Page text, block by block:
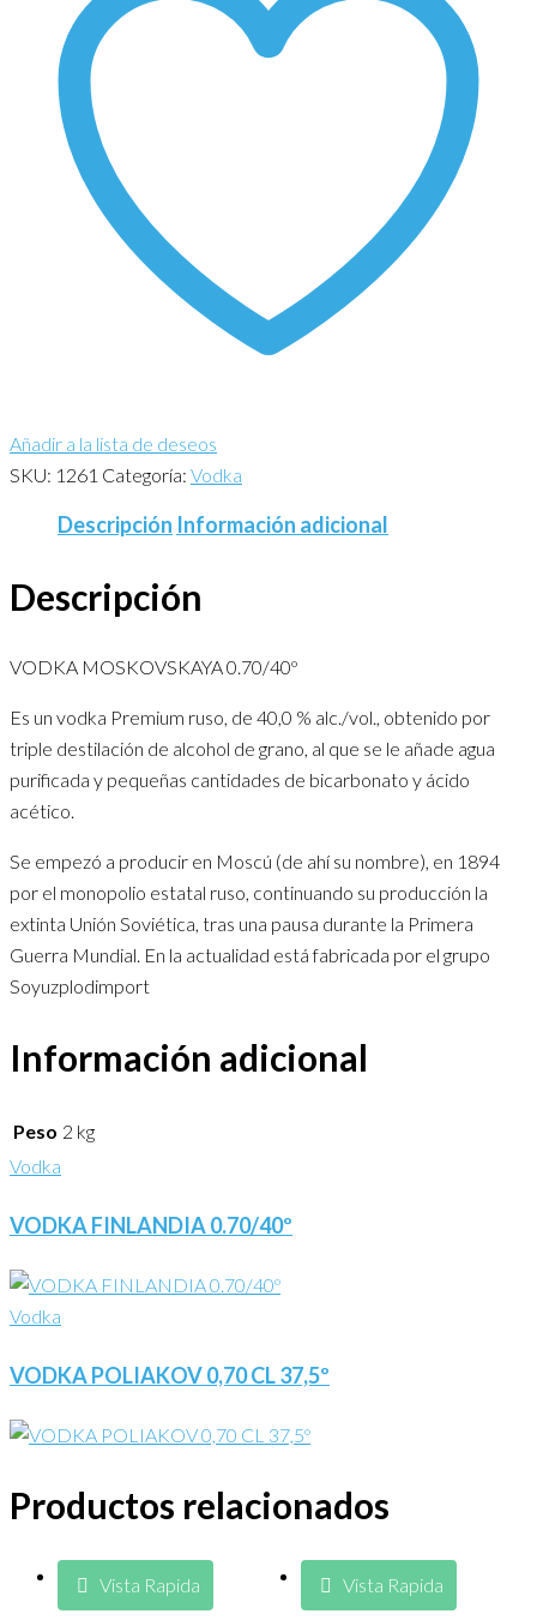
Añadir a la lista de deseos
SKU: 1261 Categoría: Vodka
Descripción Información adicional
Descripción
VODKA MOSKOVSKAYA 0.70/40º
Es un vodka Premium ruso, de 40,0 % alc./vol., obtenido por
triple destilación de alcohol de grano, al que se le añade agua
purificada y pequeñas cantidades de bicarbonato y ácido
acético.
Se empezó a producir en Moscú (de ahí su nombre), en 1894
por el monopolio estatal ruso, continuando su producción la
extinta Unión Soviética, tras una pausa durante la Primera
Guerra Mundial. En la actualidad está fabricada por el grupo
Soyuzplodimport
Información adicional
Peso 2 kg
Vodka
VODKA FINLANDIA 0.70/40º
Vodka
VODKA POLIAKOV 0,70 CL 37,5º
Productos relacionados
Vista Rapida Vista Rapida